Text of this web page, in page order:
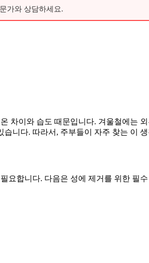
가와 상담하세요.
차이와 습도 때문입니다. 겨울철에는
니다. 따라서, 주부들이 자주 찾는 이
요합니다. 다음은 성에 제거를 위한 필